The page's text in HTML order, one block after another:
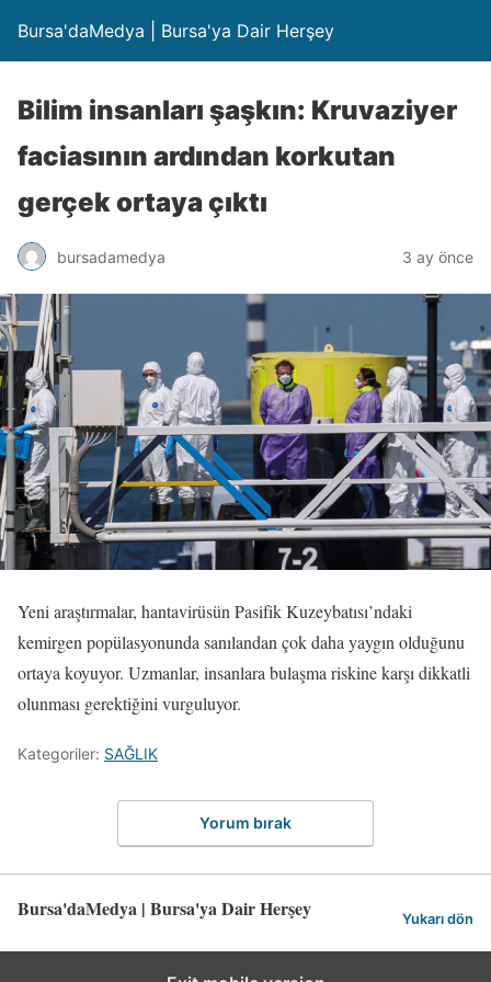
Bursa'daMedya | Bursa'ya Dair Herşey
Bilim insanları şaşkın: Kruvaziyer
faciasının ardından korkutan
gerçek ortaya çıktı
bursadamedya 3 ay önce
Yeni araştırmalar, hantavirüsün Pasifik Kuzeybatısı’ndaki
kemirgen popülasyonunda sanılandan çok daha yaygın olduğunu
ortaya koyuyor. Uzmanlar, insanlara bulaşma riskine karşı dikkatli
olunması gerektiğini vurguluyor.
Kategoriler: SAĞLIK
Yorum bırak
Bursa'daMedya | Bursa'ya Dair Herşey Yukarı dön